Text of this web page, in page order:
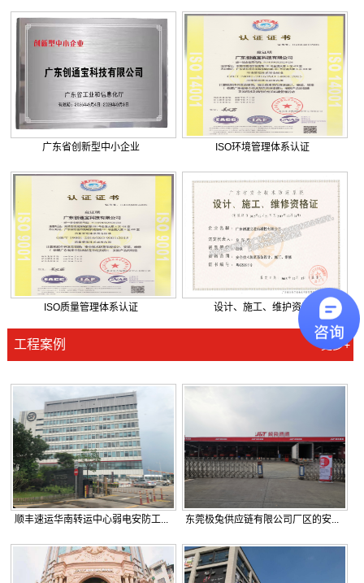
. 米兰公馆弱电智能化工程
广东省创新型中小企业 ISO环境管理体系认证
ISO质量管理体系认证 设计、施工、维护资质
工程案例 更多+
顺丰速运华南转运中心弱电安防工... 东莞极兔供应链有限公司厂区的安...